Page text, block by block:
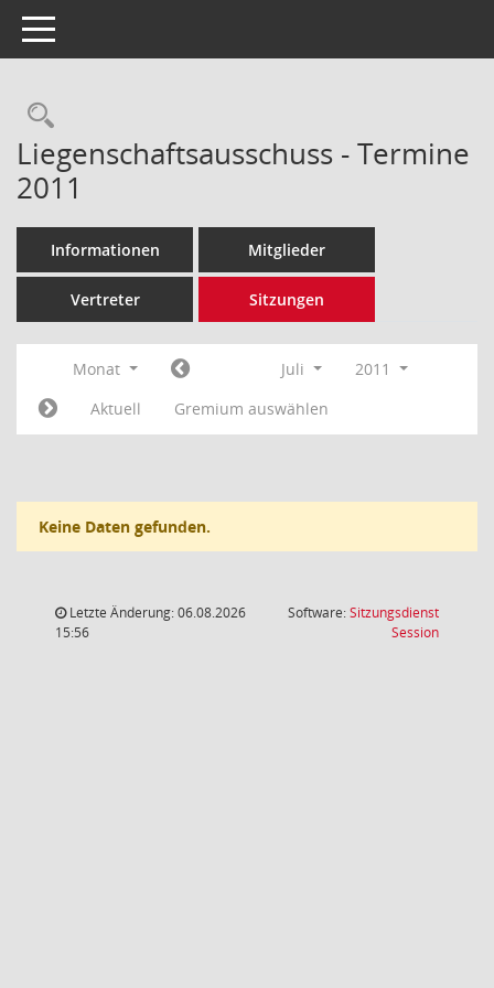
Toggle navigation
Rechercheauswahl
Liegenschaftsausschuss - Termine
2011
Informationen Mitglieder
Vertreter Sitzungen
Monat Juli
2011
Aktuell
Gremium auswählen
Keine Daten gefunden.
Letzte Änderung: 06.08.2026
15:56
Software:Sitzungsdienst
Session(Wird in